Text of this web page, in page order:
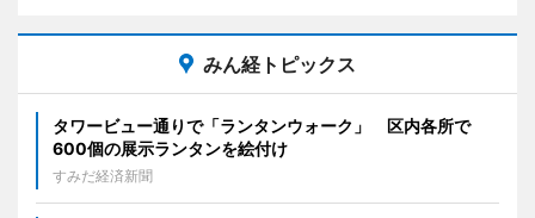
みん経トピックス
タワービュー通りで「ランタンウォーク」 区内各所で
600個の展示ランタンを絵付け
すみだ経済新聞